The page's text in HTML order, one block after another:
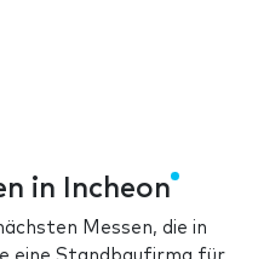
in Incheon
Messen, die in